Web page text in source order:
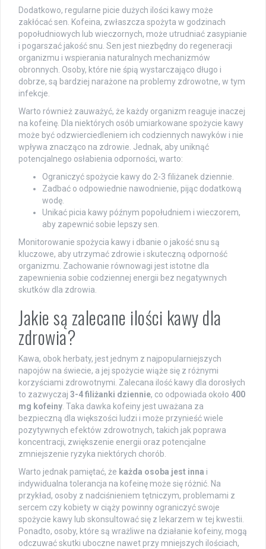
Dodatkowo, regularne picie dużych ilości kawy może
zakłócać sen. Kofeina, zwłaszcza spożyta w godzinach
popołudniowych lub wieczornych, może utrudniać zasypianie
i pogarszać jakość snu. Sen jest niezbędny do regeneracji
organizmu i wspierania naturalnych mechanizmów
obronnych. Osoby, które nie śpią wystarczająco długo i
dobrze, są bardziej narażone na problemy zdrowotne, w tym
infekcje.
Warto również zauważyć, że każdy organizm reaguje inaczej
na kofeinę. Dla niektórych osób umiarkowane spożycie kawy
może być odzwierciedleniem ich codziennych nawyków i nie
wpływa znacząco na zdrowie. Jednak, aby uniknąć
potencjalnego osłabienia odporności, warto:
Ograniczyć spożycie kawy do 2-3 filiżanek dziennie.
Zadbać o odpowiednie nawodnienie, pijąc dodatkową
wodę.
Unikać picia kawy późnym popołudniem i wieczorem,
aby zapewnić sobie lepszy sen.
Monitorowanie spożycia kawy i dbanie o jakość snu są
kluczowe, aby utrzymać zdrowie i skuteczną odporność
organizmu. Zachowanie równowagi jest istotne dla
zapewnienia sobie codziennej energii bez negatywnych
skutków dla zdrowia.
Jakie są zalecane ilości kawy dla
zdrowia?
Kawa, obok herbaty, jest jednym z najpopularniejszych
napojów na świecie, a jej spożycie wiąże się z różnymi
korzyściami zdrowotnymi. Zalecana ilość kawy dla dorosłych
to zazwyczaj 3-4 filiżanki dziennie, co odpowiada około 400
mg kofeiny . Taka dawka kofeiny jest uważana za
bezpieczną dla większości ludzi i może przynieść wiele
pozytywnych efektów zdrowotnych, takich jak poprawa
koncentracji, zwiększenie energii oraz potencjalne
zmniejszenie ryzyka niektórych chorób.
Warto jednak pamiętać, że każda osoba jest inna i
indywidualna tolerancja na kofeinę może się różnić. Na
przykład, osoby z nadciśnieniem tętniczym, problemami z
sercem czy kobiety w ciąży powinny ograniczyć swoje
spożycie kawy lub skonsultować się z lekarzem w tej kwestii.
Ponadto, osoby, które są wrażliwe na działanie kofeiny, mogą
odczuwać skutki uboczne nawet przy mniejszych ilościach,